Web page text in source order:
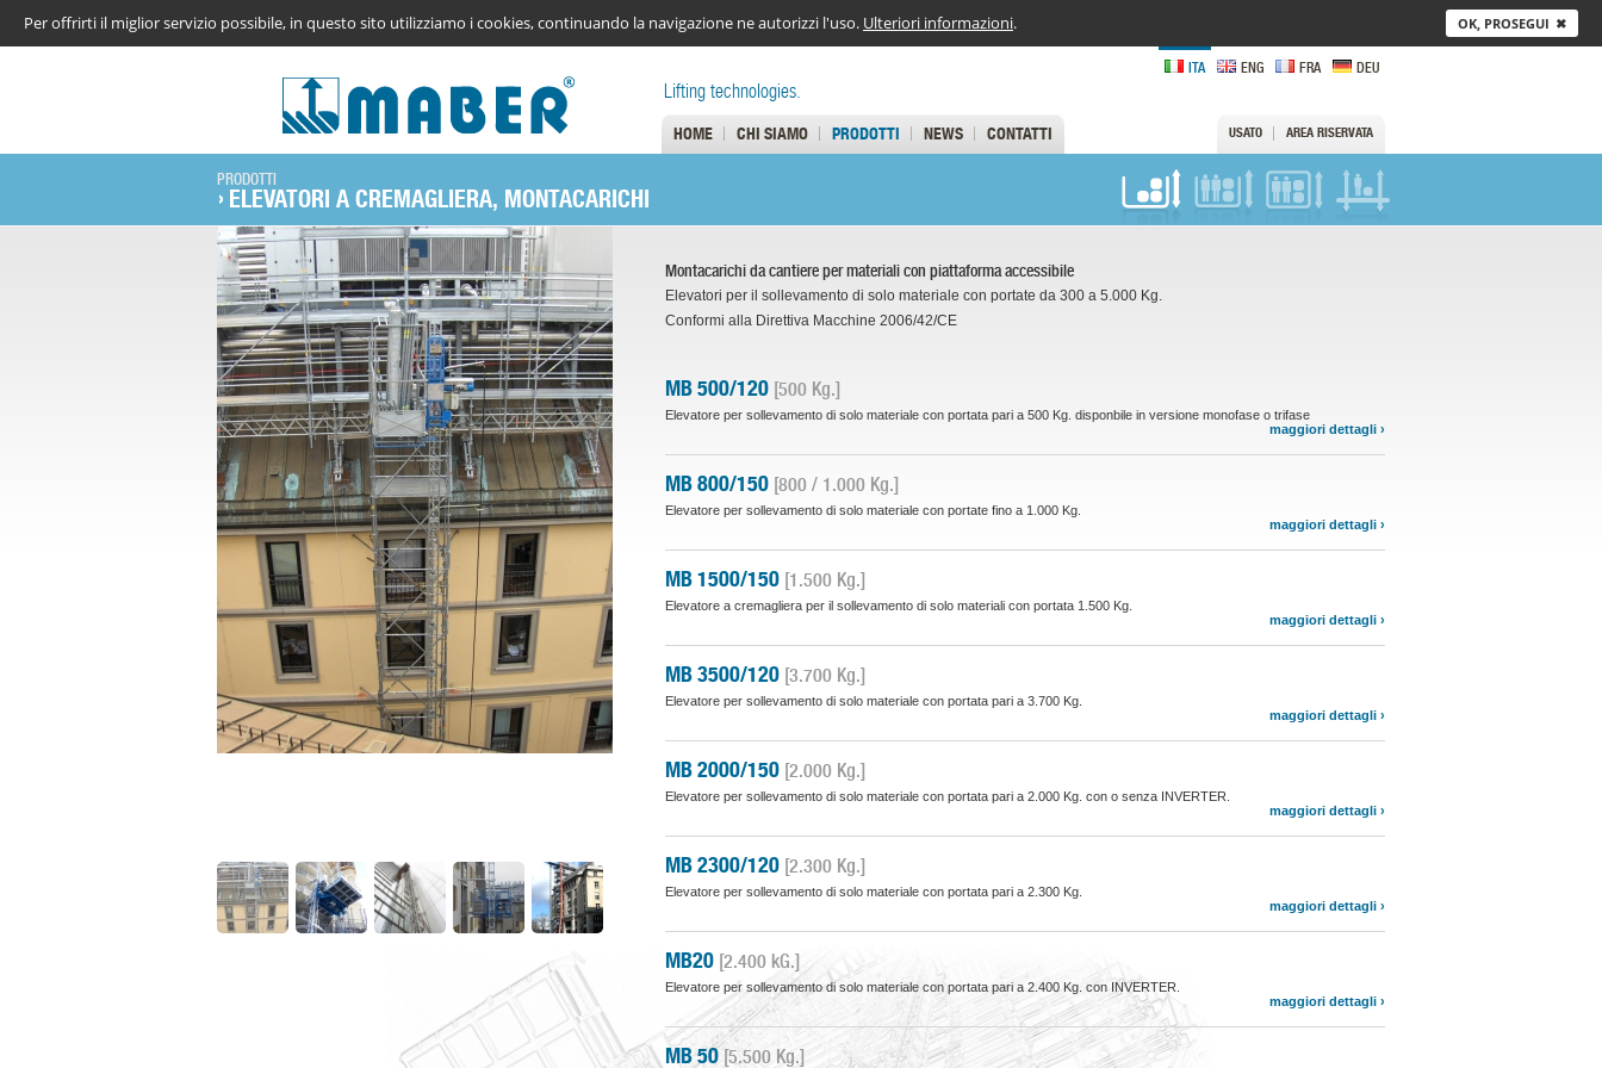
Per offrirti il miglior servizio possibile, in questo sito utilizziamo i cookies, continuando la navigazione ne autorizzi l'uso. Ulteriori informazioni. OK, PROSEGUI ✖
HOME CHI SIAMO PRODOTTI NEWS CONTATTI USATO AREA RISERVATA
ITA ENG FRA DEU
Lifting technologies.
PRODOTTI
ELEVATORI A CREMAGLIERA, MONTACARICHI
Montacarichi da cantiere per materiali con piattaforma accessibile
Elevatori per il sollevamento di solo materiale con portate da 300 a 5.000 Kg.
Conformi alla Direttiva Macchine 2006/42/CE
MB 500/120 [500 Kg.]
Elevatore per sollevamento di solo materiale con portata pari a 500 Kg. disponbile in versione monofase o trifase
maggiori dettagli ›
MB 800/150 [800 / 1.000 Kg.]
Elevatore per sollevamento di solo materiale con portate fino a 1.000 Kg.
maggiori dettagli ›
MB 1500/150 [1.500 Kg.]
Elevatore a cremagliera per il sollevamento di solo materiali con portata 1.500 Kg.
maggiori dettagli ›
MB 3500/120 [3.700 Kg.]
Elevatore per sollevamento di solo materiale con portata pari a 3.700 Kg.
maggiori dettagli ›
MB 2000/150 [2.000 Kg.]
Elevatore per sollevamento di solo materiale con portata pari a 2.000 Kg. con o senza INVERTER.
maggiori dettagli ›
MB 2300/120 [2.300 Kg.]
Elevatore per sollevamento di solo materiale con portata pari a 2.300 Kg.
maggiori dettagli ›
MB20 [2.400 kG.]
Elevatore per sollevamento di solo materiale con portata pari a 2.400 Kg. con INVERTER.
maggiori dettagli ›
MB 50 [5.500 Kg.]